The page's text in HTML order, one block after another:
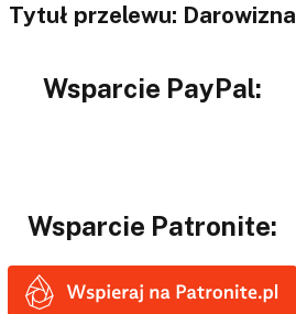
Tytuł przelewu: Darowizna
Wsparcie PayPal:
Wsparcie Patronite: